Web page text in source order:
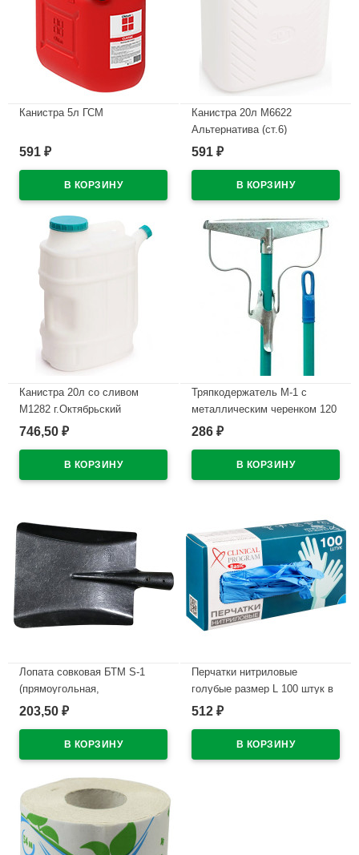
Канистра 5л ГСМ
591 ₽
Канистра 20л М6622
Альтернатива (ст.6)
В наличии
591 ₽
Канистра 20л со сливом
М1282 г.Октябрьский
В наличии
746,50 ₽
Тряпкодержатель М-1 с
металлическим черенком 120
см уп.
286 ₽
Лопата совковая БТМ S-1
(прямоугольная,
песочная,угольная)
203,50 ₽
Перчатки нитриловые
голубые размер L 100 штук в
упаковке
512 ₽